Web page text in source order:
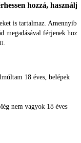
hozzá,
is tartalmaz.
megadásával férjenek
18 éves, belépek
nem vagyok 18 éves